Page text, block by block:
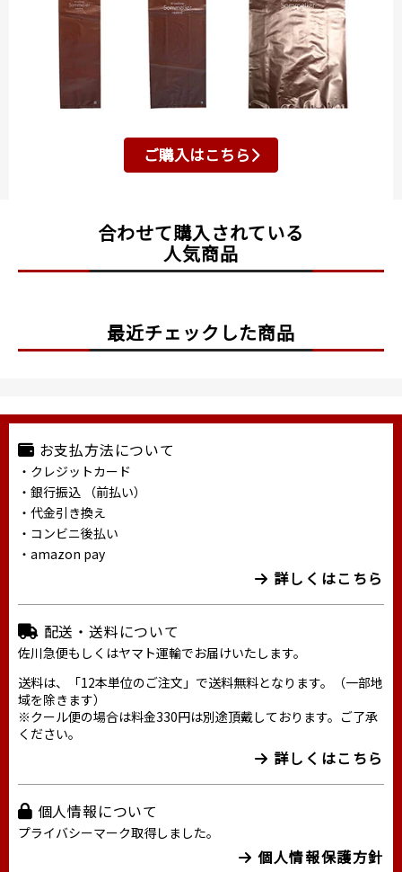
ご購入はこちら
合わせて購入されている
人気商品
最近チェックした商品
お支払方法について
・クレジットカード
・銀行振込 （前払い）
・代金引き換え
・コンビニ後払い
・amazon pay
詳しくはこちら
配送・送料について
佐川急便もしくはヤマト運輸でお届けいたします。
送料は、「12本単位のご注文」で送料無料となります。（一部地
域を除きます）
※クール便の場合は料金330円は別途頂戴しております。ご了承
ください。
詳しくはこちら
個人情報について
プライバシーマーク取得しました。
個人情報保護方針